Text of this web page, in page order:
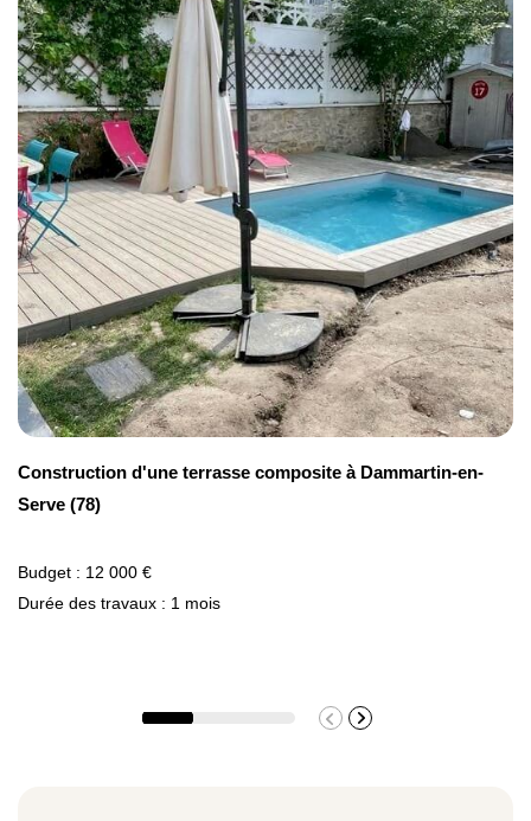
de la taille de votre jardin et des produits
supplémentaires qui conviennent le mieux à
votre terrasse en composite.
Si vous choisissez une entreprise locale, le
coût moyen d'une installation de terrasse
composite peut varier selon la taille de la
zone. Des produits supplémentaires tels que
des garnitures de finition et des fixations
augmenteront le coût de votre terrasse.
Type de travaux
pose de votre revêtement de sol extérieur la plus
adaptée à votre projet.
Construction d'une terrasse composite à Dammartin-en-
Serve (78)
Budget : 12 000 €
Durée des travaux : 1 mois